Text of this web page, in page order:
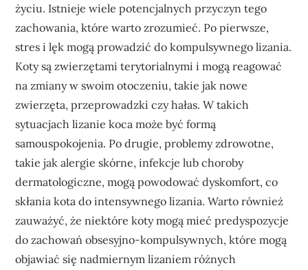
życiu. Istnieje wiele potencjalnych przyczyn tego
zachowania, które warto zrozumieć. Po pierwsze,
stres i lęk mogą prowadzić do kompulsywnego lizania.
Koty są zwierzętami terytorialnymi i mogą reagować
na zmiany w swoim otoczeniu, takie jak nowe
zwierzęta, przeprowadzki czy hałas. W takich
sytuacjach lizanie koca może być formą
samouspokojenia. Po drugie, problemy zdrowotne,
takie jak alergie skórne, infekcje lub choroby
dermatologiczne, mogą powodować dyskomfort, co
skłania kota do intensywnego lizania. Warto również
zauważyć, że niektóre koty mogą mieć predyspozycje
do zachowań obsesyjno-kompulsywnych, które mogą
objawiać się nadmiernym lizaniem różnych